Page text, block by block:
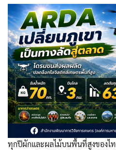
ทุกปีผักและผลไม้บนพื้นที่สูงของไ